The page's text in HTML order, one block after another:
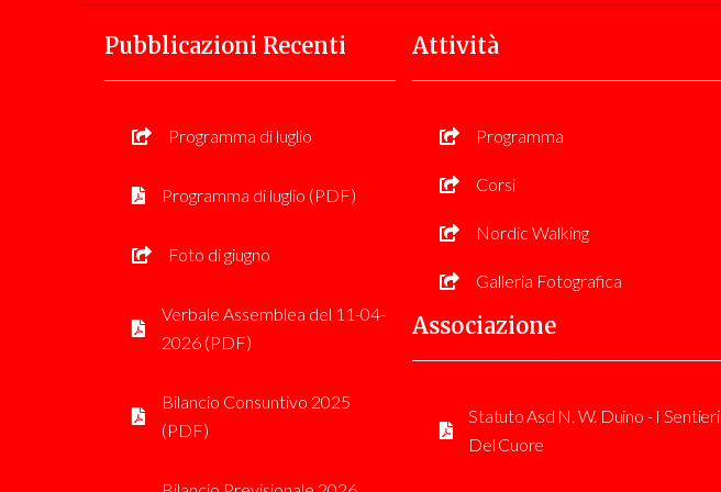
Pubblicazioni Recenti
Programma di luglio
Programma di luglio (PDF)
Foto di giugno
Verbale Assemblea del 11-04-
2026 (PDF)
Bilancio Consuntivo 2025
(PDF)
Attività
Programma
Corsi
Nordic Walking
Galleria Fotografica
Associazione
Statuto Asd N. W. Duino - I Sentieri
Del Cuore